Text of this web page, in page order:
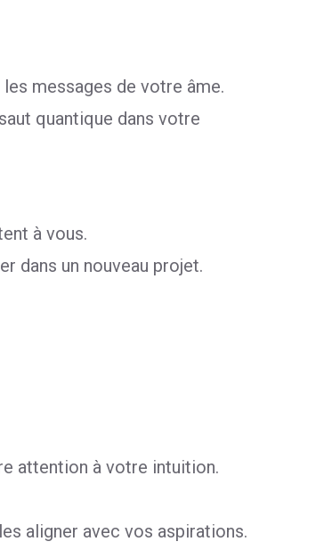
messages de votre âme.
quantique dans votre
à vous.
dans un nouveau projet.
attention à votre intuition.
aligner avec vos aspirations.